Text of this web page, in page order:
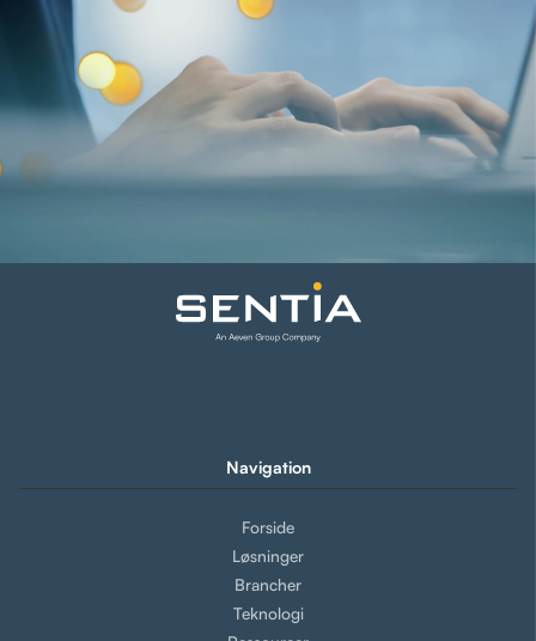
Navigation
Forside
Løsninger
Brancher
Teknologi